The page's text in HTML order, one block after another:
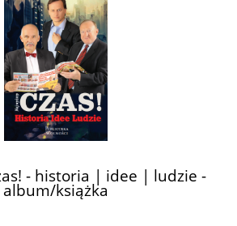
- historia | idee | ludzie -
album/książka